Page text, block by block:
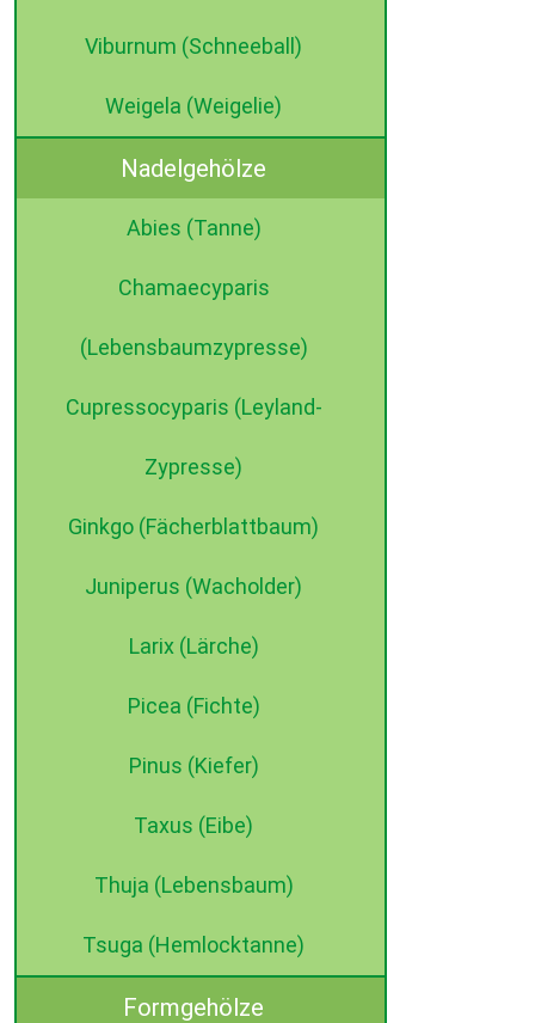
Viburnum (Schneeball)
Weigela (Weigelie)
Nadelgehölze
Abies (Tanne)
Chamaecyparis
(Lebensbaumzypresse)
Cupressocyparis (Leyland-
Zypresse)
Ginkgo (Fächerblattbaum)
Juniperus (Wacholder)
Larix (Lärche)
Picea (Fichte)
Pinus (Kiefer)
Taxus (Eibe)
Thuja (Lebensbaum)
Tsuga (Hemlocktanne)
Formgehölze